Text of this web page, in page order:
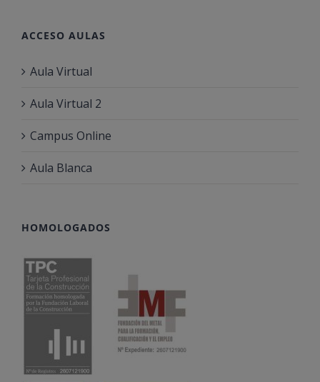
ACCESO AULAS
Aula Virtual
Aula Virtual 2
Campus Online
Aula Blanca
HOMOLOGADOS